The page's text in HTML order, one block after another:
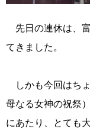
先日の連休は、
てきました。
しかも今回はちょ
母なる女神の祝祭
にあたり、とても